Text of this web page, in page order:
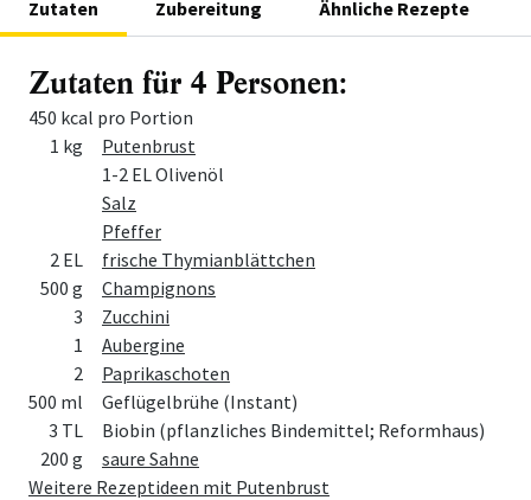
Zutaten Zubereitung Ähnliche Rezepte
Zutaten für 4 Personen:
450 kcal pro Portion
Menge Zutat
1 kg
Putenbrust
1-2 EL Olivenöl
Salz
Pfeffer
2 EL
frische Thymianblättchen
500 g
Champignons
3
Zucchini
1
Aubergine
2
Paprikaschoten
500 ml
Geflügelbrühe (Instant)
3 TL
Biobin (pflanzliches Bindemittel; Reformhaus)
200 g
saure Sahne
Weitere Rezeptideen mit Putenbrust